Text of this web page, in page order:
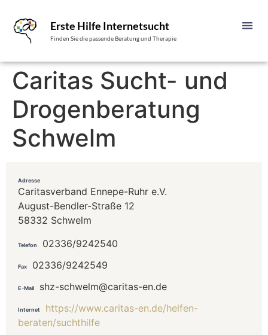
Erste Hilfe Internetsucht
Finden Sie die passende Beratung und Therapie
Caritas Sucht- und
Drogenberatung
Schwelm
Adresse
Caritasverband Ennepe-Ruhr e.V.
August-Bendler-Straße 12
58332 Schwelm
Telefon 02336/9242540
Fax 02336/9242549
E-Mail shz-schwelm@caritas-en.de
Internet
https://www.caritas-en.de/helfen-
beraten/suchthilfe